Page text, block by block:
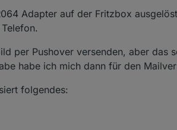
Adapter auf der Fritzbox
per Pushover versenden, aber das
habe ich mich dann für den
folgendes: